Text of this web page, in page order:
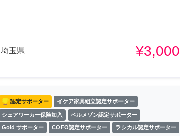
埼玉県 ¥3,000
認定サポーター イケア家具組立認定サポーター
シェアワーカー保険加入 ベルメゾン認定サポーター
Gold サポーター COFO認定サポーター ラシカル認定サポーター